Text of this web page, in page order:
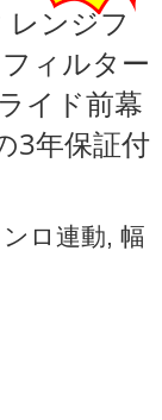
レンジフ
ィルター
イド前幕
3年保証付
ロ連動, 幅